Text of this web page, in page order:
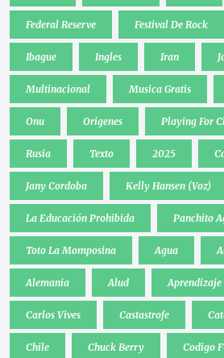
Federal Reserve Festival De Rock
Ibague Ingles Iran
Multinacional Musica Gratis
Onu Origenes Playing For
Rusia Texto 2025
Jany Cordoba Kelly Hansen (Voz)
La Educación Prohibida Panchito
Toto La Momposina Agua
Alemania Alud Aprendizaje
Carlos Vives Castastrofe
Chile Chuck Berry Codigo